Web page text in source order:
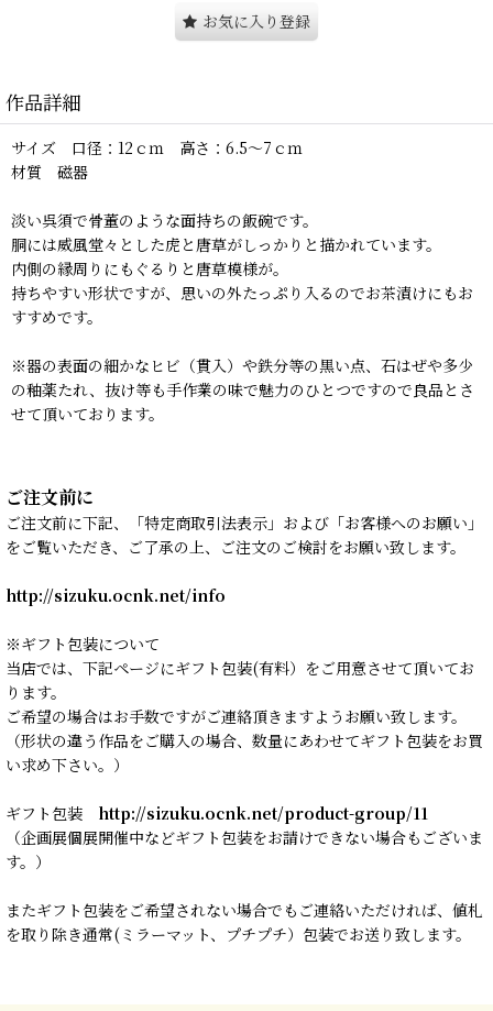
お気に入り登録
作品詳細
サイズ 口径：12ｃｍ 高さ：6.5〜7ｃｍ
材質 磁器
淡い呉須で骨董のような面持ちの飯碗です。
胴には威風堂々とした虎と唐草がしっかりと描かれています。
内側の縁周りにもぐるりと唐草模様が。
持ちやすい形状ですが、思いの外たっぷり入るのでお茶漬けにもお
すすめです。
※器の表面の細かなヒビ（貫入）や鉄分等の黒い点、石はぜや多少
の釉薬たれ、抜け等も手作業の味で魅力のひとつですので良品とさ
せて頂いております。
ご注文前に
ご注文前に下記、「特定商取引法表示」および「お客様へのお願い」
をご覧いただき、ご了承の上、ご注文のご検討をお願い致します。
http://sizuku.ocnk.net/info
※ギフト包装について
当店では、下記ページにギフト包装(有料）をご用意させて頂いてお
ります。
ご希望の場合はお手数ですがご連絡頂きますようお願い致します。
（形状の違う作品をご購入の場合、数量にあわせてギフト包装をお買
い求め下さい。）
ギフト包装 http://sizuku.ocnk.net/product-group/11
（企画展個展開催中などギフト包装をお請けできない場合もございま
す。）
またギフト包装をご希望されない場合でもご連絡いただければ、値札
を取り除き通常(ミラーマット、プチプチ）包装でお送り致します。